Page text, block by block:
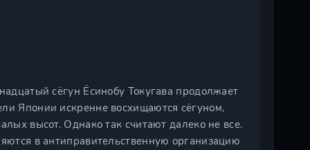
сёгун Ёсинобу Токугава продолжает
Японии искренне восхищаются сёгуном,
высот. Однако так считают далеко не все.
в антиправительственную организацию